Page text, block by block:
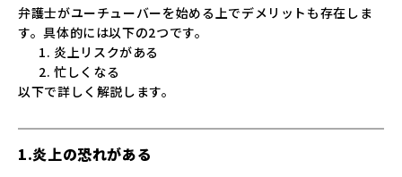
弁護士がユーチューバーを始める上でデメリットも存在しま
す。具体的には以下の2つです。
炎上リスクがある
忙しくなる
以下で詳しく解説します。
1.炎上の恐れがある